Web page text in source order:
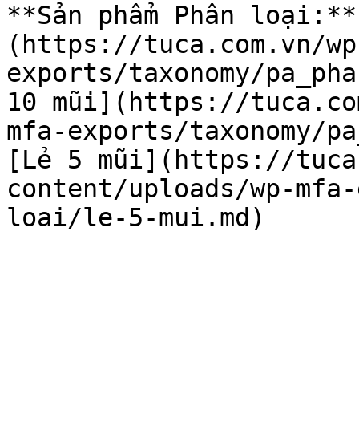
**Sản phẩm Phân
(https://tuca.com.vn/
exports/taxonomy/
10 mũi](https://
mfa-exports/taxonomy/
[Lẻ 5 mũi](https://
content/uploads/wp-
loai/le-5-mui.md)